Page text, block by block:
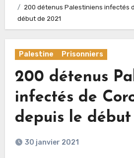
200 détenus Palestiniens infectés
début de 2021
Palestine Prisonniers
200 détenus
infectés de
depuis le début
30 janvier 2021